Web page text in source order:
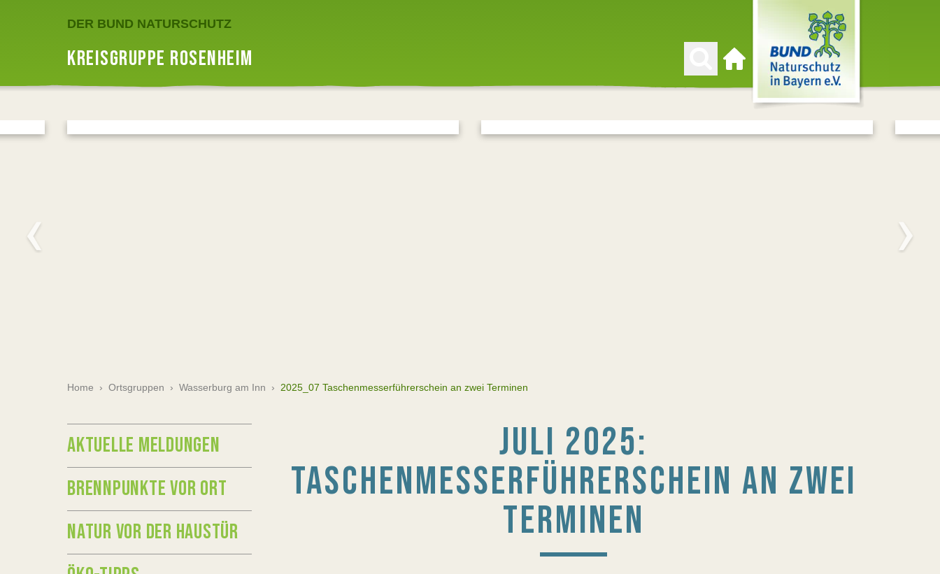
DER BUND NATURSCHUTZ
KREISGRUPPE ROSENHEIM
Zur Startseite
Home › Ortsgruppen › Wasserburg am Inn › 2025_07 Taschenmesserführerschein an zwei Terminen
JULI 2025:
TASCHENMESSERFÜHRERSCHEIN AN ZWEI
TERMINEN
AKTUELLE MELDUNGEN
BRENNPUNKTE VOR ORT
NATUR VOR DER HAUSTÜR